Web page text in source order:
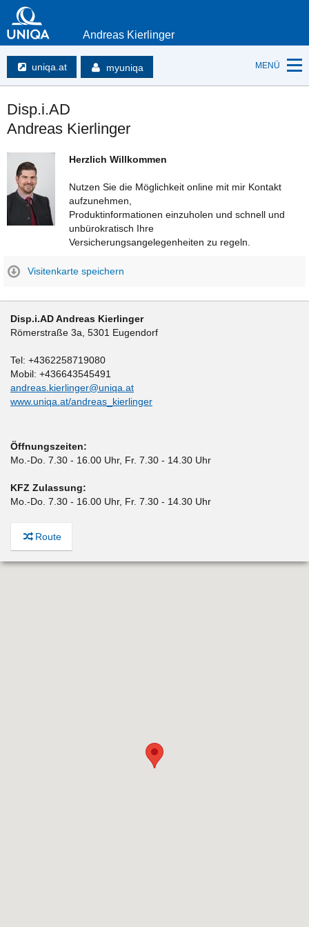
Andreas Kierlinger
uniqa.at myuniqa MENÜ
Disp.i.AD
Andreas Kierlinger
Herzlich Willkommen
Nutzen Sie die Möglichkeit online mit mir Kontakt
aufzunehmen,
Produktinformationen einzuholen und schnell und
unbürokratisch Ihre
Versicherungsangelegenheiten zu regeln.
Visitenkarte speichern
Disp.i.AD Andreas Kierlinger
Römerstraße 3a 5301 Eugendorf
Tel: +4362258719080
Mobil: +436643545491
andreas.kierlinger@uniqa.at
www.uniqa.at/andreas_kierlinger
Öffnungszeiten:
Mo.-Do. 7.30 - 16.00 Uhr, Fr. 7.30 - 14.30 Uhr
KFZ Zulassung:
Mo.-Do. 7.30 - 16.00 Uhr, Fr. 7.30 - 14.30 Uhr
Route